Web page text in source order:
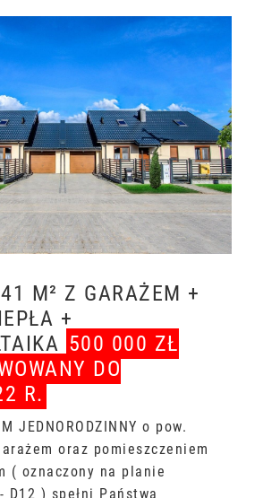
M² Z GARAŻEM +
+
500 000 ZŁ
DO
R.
JEDNORODZINNY o pow.
oraz pomieszczeniem
( oznaczony na planie
D12 ) spełni Państwa